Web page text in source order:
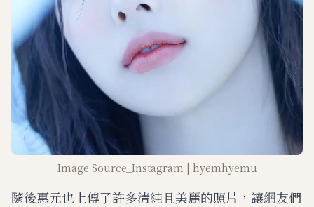
Image Source_Instagram | hyemhyemu
隨後惠元也上傳了許多清純且美麗的照片，讓網友們